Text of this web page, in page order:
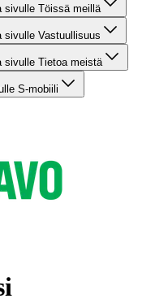
sivulle Töissä meillä
Vastuullisuus
sivulle Tietoa meistä
S-mobiili